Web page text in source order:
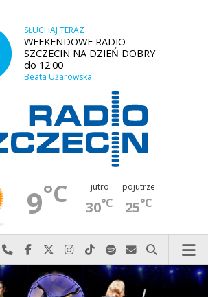
SŁUCHAJ TERAZ
WEEKENDOWE RADIO
SZCZECIN NA DZIEŃ DOBRY
do 12:00
Beata Użarowska
9°C jutro
30°C
pojutrze
25°C
Najlepiej po prostu do nas zadzwoń
Odwiedź nas na Facebook-u
Odwiedź nas na X
Odwiedź nas na Instagram-ie
Odwiedź nas na TikTok-u
Szukaj nas na Spotify
Wyślij do nas
Szukaj